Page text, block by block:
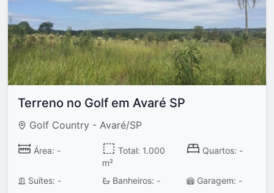
Terreno no Golf em Avaré SP
Golf Country - Avaré/SP
Área: -
Total: 1.000
m²
Quartos: -
Suítes: - Banheiros: - Garagem: -